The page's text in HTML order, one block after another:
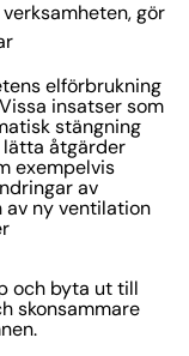
gör
elförbrukning
insatser som
stängning
lätta åtgärder
exempelvis
av
av ny ventilation
och byta ut till
skonsammare